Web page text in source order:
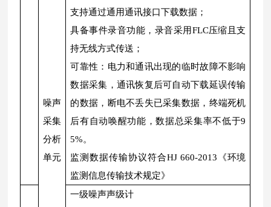
噪声
采集
分析
单元
支持通过通用通讯接口下载数据；
具备事件录音功能，录音采用FLC压缩且支
持无线方式传送；
可靠性：电力和通讯出现的临时故障不影响
数据采集，通讯恢复后可自动下载延误传输
的数据，断电不丢失已采集数据，终端死机
后有自动唤醒功能，数据总采集率不低于9
5%。
监测数据传输协议符合HJ 660-2013《环境
监测信息传输技术规定》
一级噪声声级计